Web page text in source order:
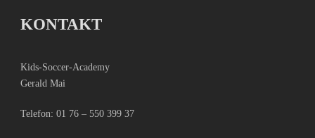
KONTAKT
Kids-Soccer-Academy
Gerald Mai
Telefon: 01 76 – 550 399 37